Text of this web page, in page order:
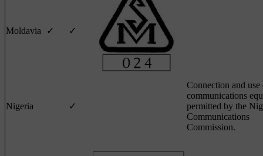
Moldavia ✓ ✓
Nigeria ✓
Connection and use
communications
permitted by the
Communications
Commission.